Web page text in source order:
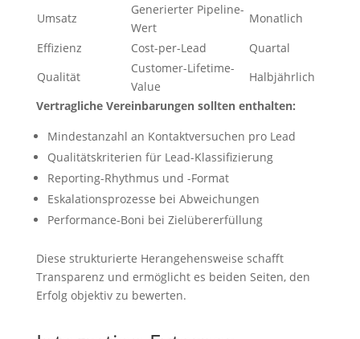
Umsatz
Generierter Pipeline-
Wert
Monatlich
Effizienz
Cost-per-Lead
Quartal
Qualität
Customer-Lifetime-
Value
Halbjährlich
Vertragliche Vereinbarungen sollten enthalten:
Mindestanzahl an Kontaktversuchen pro Lead
Qualitätskriterien für Lead-Klassifizierung
Reporting-Rhythmus und -Format
Eskalationsprozesse bei Abweichungen
Performance-Boni bei Zielübererfüllung
Diese strukturierte Herangehensweise schafft
Transparenz und ermöglicht es beiden Seiten, den
Erfolg objektiv zu bewerten.